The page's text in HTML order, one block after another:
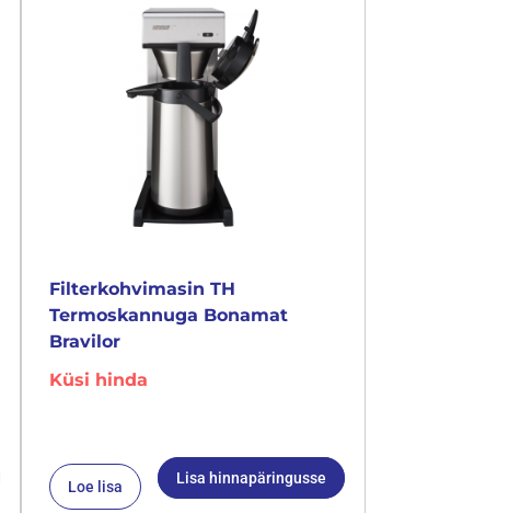
Filterkohvimasin TH
Termoskannuga Bonamat
Bravilor
Küsi hinda
Loe lisa Lisa hinnapäringusse